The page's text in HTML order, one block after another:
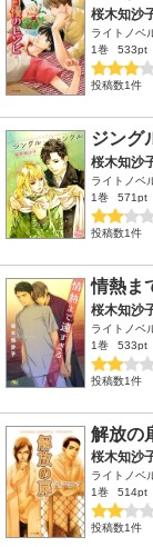
桜木知沙
ライトノベ
1巻
533pt
投稿数1件
ジング
桜木知沙
ライトノベ
1巻
571pt
投稿数1件
情熱ま
桜木知沙
ライトノベ
1巻
533pt
投稿数1件
解放の
桜木知沙
ライトノベ
1巻
514pt
投稿数1件